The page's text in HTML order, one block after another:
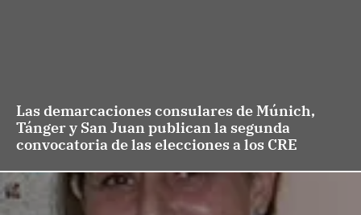
Las demarcaciones consulares de Múnich,
Tánger y San Juan publican la segunda
convocatoria de las elecciones a los CRE